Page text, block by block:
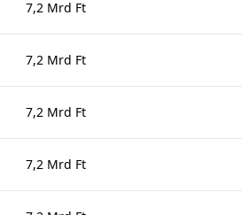
7,2 Mrd Ft
7,2 Mrd Ft
7,2 Mrd Ft
7,2 Mrd Ft